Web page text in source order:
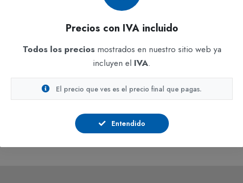
ADICIONAR
Portaminas Faber
Castell 0.5
En stock
IVA incluido
ADICIONAR
Portaminas
En stock
$501 IVA incluido
Precios con IVA incluido
Todos los preciosmostrados en nuestro sitio web ya
incluyen el IVA.
El precio que ves es el precio final que pagas.
Entendido